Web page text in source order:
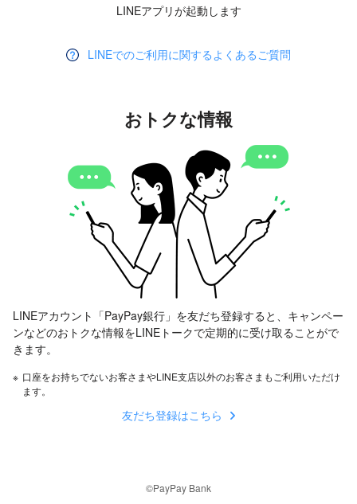
LINEアプリが起動します
LINEでのご利用に関するよくあるご質問
おトクな情報
LINEアカウント「PayPay銀行」を友だち登録すると、キャンペー
ンなどのおトクな情報をLINEトークで定期的に受け取ることがで
きます。
※ 口座をお持ちでないお客さまやLINE支店以外のお客さまもご利用いただけ
ます。
友だち登録はこちら
©PayPay Bank